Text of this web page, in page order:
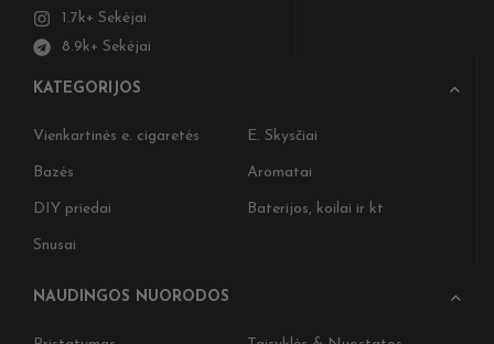
1.7k+ Sekėjai
8.9k+ Sekėjai
KATEGORIJOS
Vienkartinės e. cigaretės E. Skysčiai
Bazės Aromatai
DIY priedai Baterijos, koilai ir kt
Snusai
NAUDINGOS NUORODOS